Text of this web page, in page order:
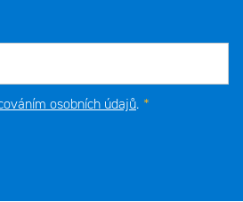
osobních údajů.